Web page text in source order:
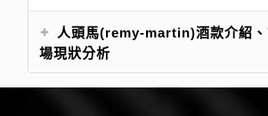
人頭馬(remy-martin)酒款介紹
場現狀分析